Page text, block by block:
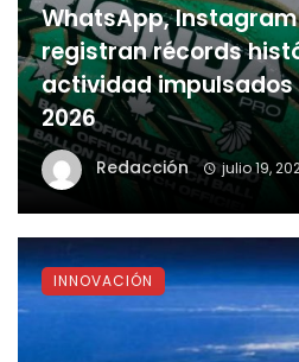
WhatsApp,
registran récords
actividad impulsados
2026
Redacción julio 19,
INNOVACIÓN